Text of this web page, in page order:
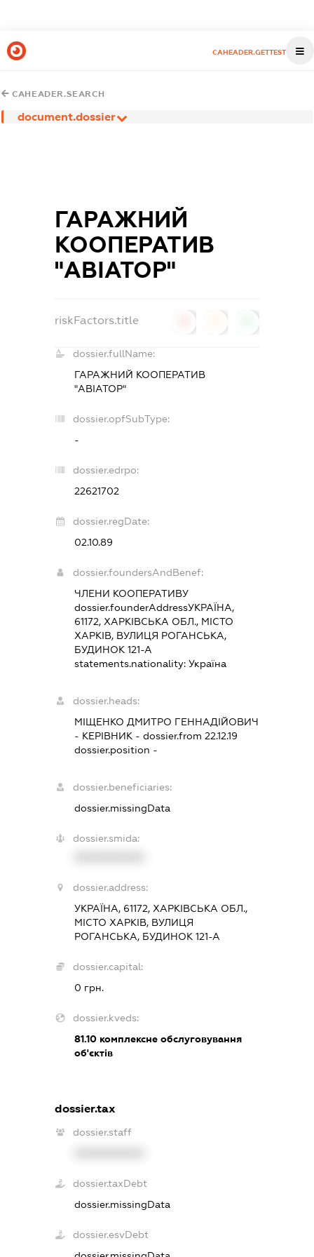
CAHEADER.GETTEST
CAHEADER.SEARCH
document.dossier
ГАРАЖНИЙ
КООПЕРАТИВ
"АВІАТОР"
riskFactors.title
dossier.fullName:
ГАРАЖНИЙ КООПЕРАТИВ
"АВІАТОР"
dossier.opfSubType:
-
dossier.edrpo:
22621702
dossier.regDate:
02.10.89
dossier.foundersAndBenef:
ЧЛЕНИ КООПЕРАТИВУ
dossier.founderAddressУКРАЇНА,
61172, ХАРКІВСЬКА ОБЛ., МІСТО
ХАРКІВ, ВУЛИЦЯ РОГАНСЬКА,
БУДИНОК 121-А
statements.nationality:Україна
dossier.heads:
МІЩЕНКО ДМИТРО ГЕННАДІЙОВИЧ
- КЕРІВНИК - dossier.from 22.12.19
dossier.position -
dossier.beneficiaries:
dossier.missingData
dossier.smida:
dossier.address:
УКРАЇНА, 61172, ХАРКІВСЬКА ОБЛ.,
МІСТО ХАРКІВ, ВУЛИЦЯ
РОГАНСЬКА, БУДИНОК 121-А
dossier.capital:
0 грн.
dossier.kveds:
81.10 комплексне обслуговування
об'єктів
dossier.tax
dossier.staff
dossier.taxDebt
dossier.missingData
dossier.esvDebt